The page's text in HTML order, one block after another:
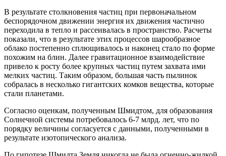
В результате столкновения частиц при первоначальном
беспорядочном движении энергия их движения частично
переходила в тепло и рассеивалась в пространство. Расчеты
показали, что в результате этих процессов шарообразное
облако постепенно сплющивалось и наконец стало по форме
похожим на блин. Далее гравитационное взаимодействие
привело к росту более крупных частиц путем захвата ими
мелких частиц. Таким образом, большая часть пылинок
собралась в несколько гигантских комков вещества, которые
стали планетами.
Согласно оценкам, полученным Шмидтом, для образования
Солнечной системы потребовалось 6-7 млрд. лет, что по
порядку величины согласуется с данными, полученными в
результате изотопического анализа.